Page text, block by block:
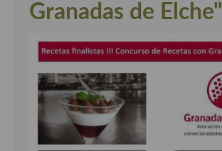
Granadas de Elche"